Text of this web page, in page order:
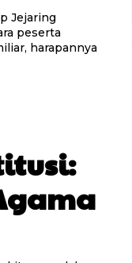
Jejaring
peserta
harapannya